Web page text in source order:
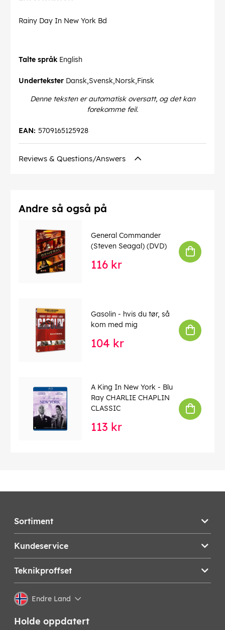
Rainy Day In New York Bd
Talte språk English
Undertekster Dansk,Svensk,Norsk,Finsk
Denne teksten er automatisk oversatt, og det kan
forekomme feil.
5709165125928
EAN:
Reviews & Questions/Answers
Andre så også på
General Commander
(Steven Seagal) (DVD)
116 kr
Gasolin - hvis du tør, så
kom med mig
104 kr
A King In New York - Blu
Ray CHARLIE CHAPLIN
CLASSIC
113 kr
Sortiment
Kundeservice
Teknikproffset
Endre Land
Holde oppdatert